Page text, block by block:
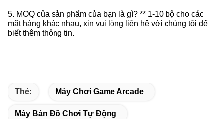
5. MOQ của sản phẩm của bạn là gì? ** 1-10 bộ cho các
mặt hàng khác nhau, xin vui lòng liên hệ với chúng tôi để
biết thêm thông tin.
Thẻ: Máy Chơi Game Arcade
Máy Bán Đồ Chơi Tự Động